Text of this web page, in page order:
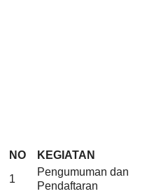
NO KEGIATAN
1
Pengumuman dan
Pendaftaran